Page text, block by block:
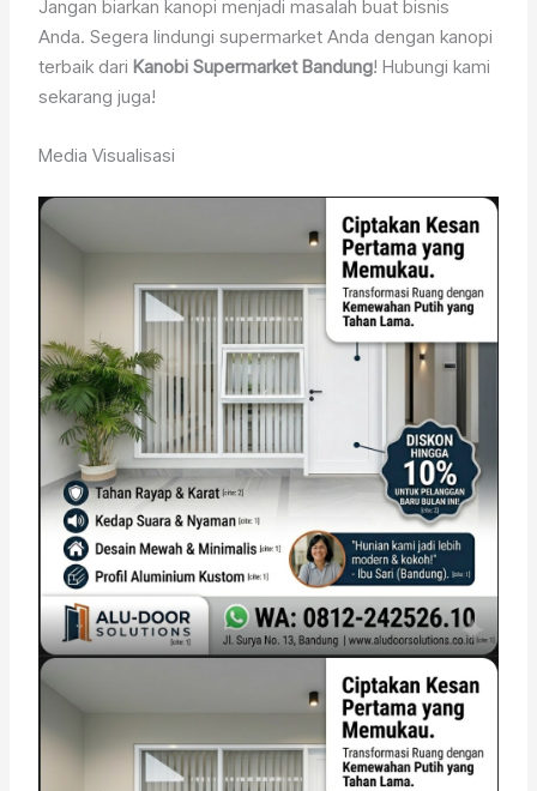
Jangan biarkan kanopi menjadi masalah buat bisnis
Anda. Segera lindungi supermarket Anda dengan kanopi
terbaik dariKanobi Supermarket Bandung! Hubungi kami
sekarang juga!
Media Visualisasi